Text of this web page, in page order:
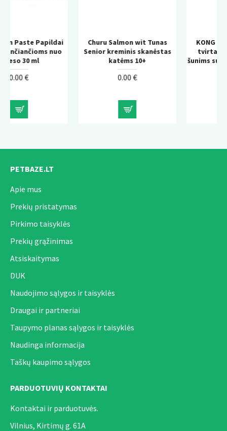
Churu Salmon wit Tunas
Senior kreminis skanėstas
KONG Wild Knots Bear –
tvirtas pliušinis žaislas
šunims su virvės
PETBAZE.LT
Apie mus
Prekių pristatymas
Pirkimo taisyklės
Prekių grąžinimas
Atsiskaitymas
DUK
Naudojimo sąlygos ir taisyklės
Draugai ir partneriai
Taupymo planas sąlygos ir taisyklės
Naudinga informacija
Taškų kaupimo sąlygos
PARDUOTUVIŲ KONTAKTAI
Kontaktai ir parduotuvės.
Vilnius, Kirtimų g. 61A